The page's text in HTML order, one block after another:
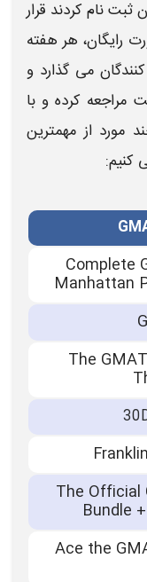
ثبت نام کردند قرار
رایگان، هر هفته
می گذارد و
مراجعه کرده و با
مورد از مهمترین
کنیم:
Complete
Manhattan
The
The Official
Bundle
Ace the